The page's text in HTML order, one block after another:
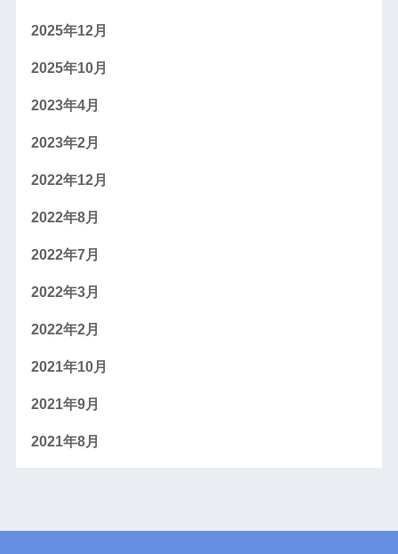
2025年12月
2025年10月
2023年4月
2023年2月
2022年12月
2022年8月
2022年7月
2022年3月
2022年2月
2021年10月
2021年9月
2021年8月